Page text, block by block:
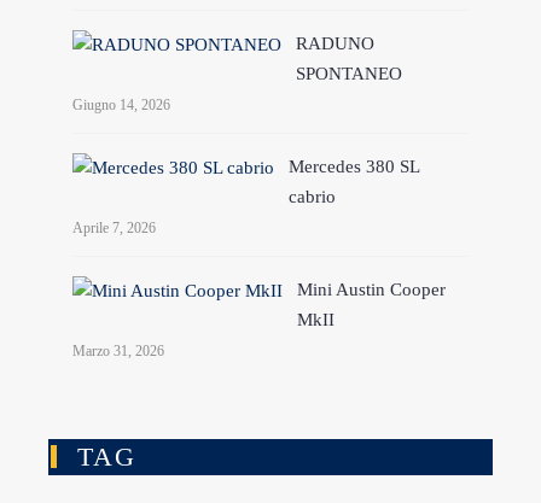
RADUNO
SPONTANEO
Giugno 14, 2026
Mercedes 380 SL
cabrio
Aprile 7, 2026
Mini Austin Cooper
MkII
Marzo 31, 2026
TAG